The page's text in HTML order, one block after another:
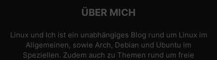
ÜBER MICH
Linux und Ich ist ein unabhängiges Blog rund um Linux im
Allgemeinen, sowie Arch, Debian und Ubuntu im
Speziellen. Zudem auch zu Themen rund um freie